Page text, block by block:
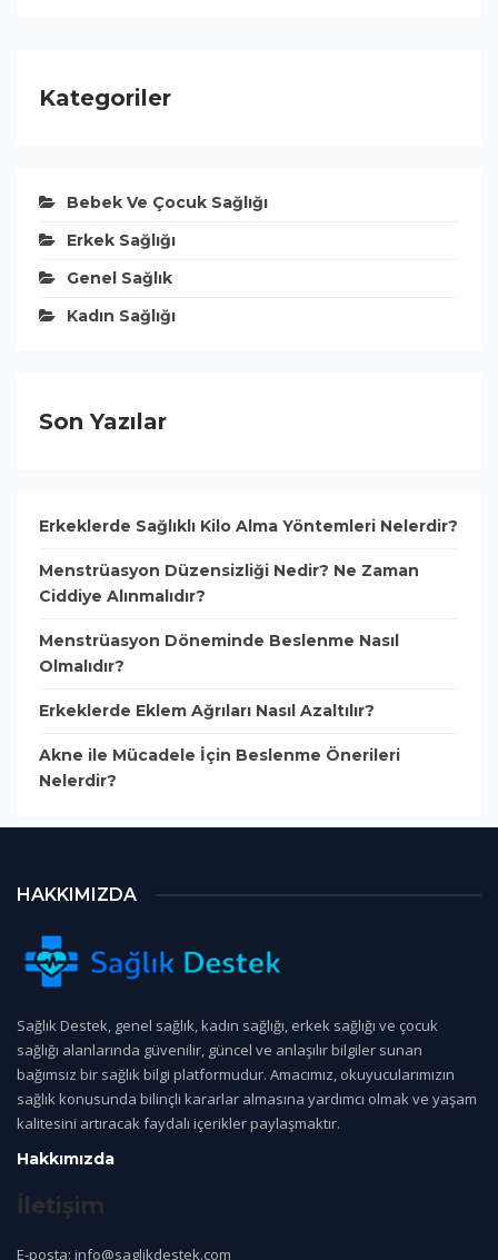
Kategoriler
Bebek Ve Çocuk Sağlığı
Erkek Sağlığı
Genel Sağlık
Kadın Sağlığı
Son Yazılar
Erkeklerde Sağlıklı Kilo Alma Yöntemleri Nelerdir?
Menstrüasyon Düzensizliği Nedir? Ne Zaman
Ciddiye Alınmalıdır?
Menstrüasyon Döneminde Beslenme Nasıl
Olmalıdır?
Erkeklerde Eklem Ağrıları Nasıl Azaltılır?
Akne ile Mücadele İçin Beslenme Önerileri
Nelerdir?
HAKKIMIZDA
Sağlık Destek, genel sağlık, kadın sağlığı, erkek sağlığı ve çocuk
sağlığı alanlarında güvenilir, güncel ve anlaşılır bilgiler sunan
bağımsız bir sağlık bilgi platformudur. Amacımız, okuyucularımızın
sağlık konusunda bilinçli kararlar almasına yardımcı olmak ve yaşam
kalitesini artıracak faydalı içerikler paylaşmaktır.
Hakkımızda
İletişim
E-posta: info@saglikdestek.com